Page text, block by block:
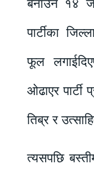
बनाउन १४
पार्टीका
फूल
ओढाएर
तिब्र र
त्यसपछि